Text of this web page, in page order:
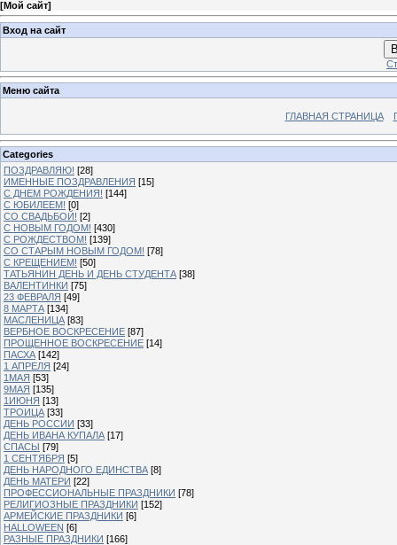
[Мой сайт]
Вход на сайт
Меню сайта
ГЛАВНАЯ СТРАНИЦА
Categories
ПОЗДРАВЛЯЮ! [28]
ИМЕННЫЕ ПОЗДРАВЛЕНИЯ [15]
С ДНЕМ РОЖДЕНИЯ! [144]
С ЮБИЛЕЕМ! [0]
СО СВАДЬБОЙ! [2]
С НОВЫМ ГОДОМ! [430]
С РОЖДЕСТВОМ! [139]
СО СТАРЫМ НОВЫМ ГОДОМ! [78]
С КРЕЩЕНИЕМ! [50]
ТАТЬЯНИН ДЕНЬ И ДЕНЬ СТУДЕНТА [38]
ВАЛЕНТИНКИ [75]
23 ФЕВРАЛЯ [49]
8 МАРТА [134]
МАСЛЕНИЦА [83]
ВЕРБНОЕ ВОСКРЕСЕНИЕ [87]
ПРОЩЕННОЕ ВОСКРЕСЕНИЕ [14]
ПАСХА [142]
1 АПРЕЛЯ [24]
1МАЯ [53]
9МАЯ [135]
1ИЮНЯ [13]
ТРОИЦА [33]
ДЕНЬ РОССИИ [33]
ДЕНЬ ИВАНА КУПАЛА [17]
СПАСЫ [79]
1 СЕНТЯБРЯ [5]
ДЕНЬ НАРОДНОГО ЕДИНСТВА [8]
ДЕНЬ МАТЕРИ [22]
ПРОФЕССИОНАЛЬНЫЕ ПРАЗДНИКИ [78]
РЕЛИГИОЗНЫЕ ПРАЗДНИКИ [152]
АРМЕЙСКИЕ ПРАЗДНИКИ [6]
HALLOWEEN [6]
РАЗНЫЕ ПРАЗДНИКИ [166]